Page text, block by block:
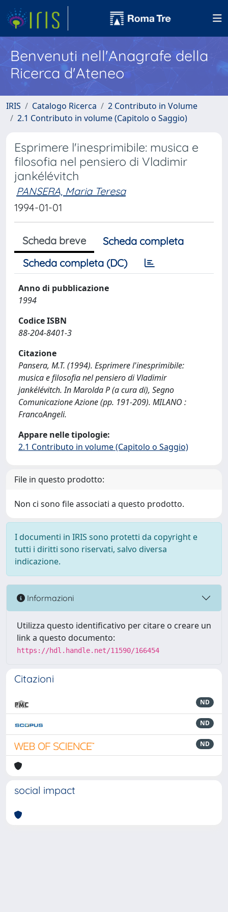
Benvenuti nell'Anagrafe della
Ricerca d'Ateneo
IRIS Catalogo Ricerca
2 Contributo in Volume
2.1 Contributo in volume (Capitolo o Saggio)
Esprimere l'inesprimibile: musica e
filosofia nel pensiero di Vladimir
jankélévitch
PANSERA, Maria Teresa
1994-01-01
Scheda breve
Scheda completa
Scheda completa (DC)
Anno di pubblicazione
1994
Codice ISBN
88-204-8401-3
Citazione
Pansera, M.T. (1994). Esprimere l'inesprimibile:
musica e filosofia nel pensiero di Vladimir
jankélévitch. In Marolda P (a cura di), Segno
Comunicazione Azione (pp. 191-209). MILANO :
FrancoAngeli.
Appare nelle tipologie:
2.1 Contributo in volume (Capitolo o Saggio)
File in questo prodotto:
Non ci sono file associati a questo prodotto.
I documenti in IRIS sono protetti da copyright e
tutti i diritti sono riservati, salvo diversa
indicazione.
Informazioni
Utilizza questo identificativo per citare o creare un
link a questo documento:
https://hdl.handle.net/11590/166454
Citazioni
ND
ND
ND
social impact